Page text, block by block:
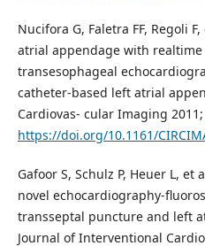
Nucifora G, Faletra FF, Regoli
atrial appendage with
transesophageal
catheter-based left atrial
Cardiovas- cular Imaging
https://doi.org/10.1161/
Gafoor S, Schulz P, Heuer L, et
novel echocardiography-
transseptal puncture and left
Journal of Interventional